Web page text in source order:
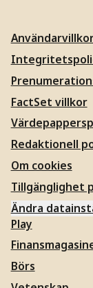
FactSet villkor
Redaktionell
Om cookies
Tillgänglighet
Ändra
Play
Börs